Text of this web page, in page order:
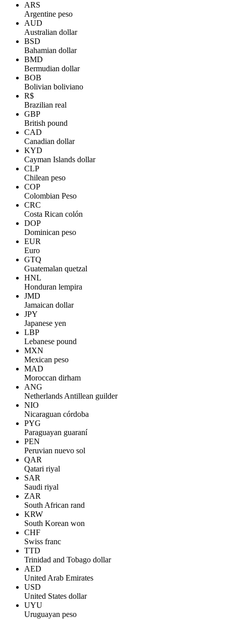
ARS
Argentine peso
AUD
Australian dollar
BSD
Bahamian dollar
BMD
Bermudian dollar
BOB
Bolivian boliviano
R$
Brazilian real
GBP
British pound
CAD
Canadian dollar
KYD
Cayman Islands dollar
CLP
Chilean peso
COP
Colombian Peso
CRC
Costa Rican colón
DOP
Dominican peso
EUR
Euro
GTQ
Guatemalan quetzal
HNL
Honduran lempira
JMD
Jamaican dollar
JPY
Japanese yen
LBP
Lebanese pound
MXN
Mexican peso
MAD
Moroccan dirham
ANG
Netherlands Antillean guilder
NIO
Nicaraguan córdoba
PYG
Paraguayan guaraní
PEN
Peruvian nuevo sol
QAR
Qatari riyal
SAR
Saudi riyal
ZAR
South African rand
KRW
South Korean won
CHF
Swiss franc
TTD
Trinidad and Tobago dollar
AED
United Arab Emirates
USD
United States dollar
UYU
Uruguayan peso